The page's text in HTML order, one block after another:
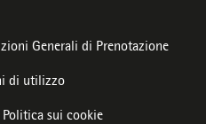
Generali di Prenotazione
di utilizzo
Politica sui cookie